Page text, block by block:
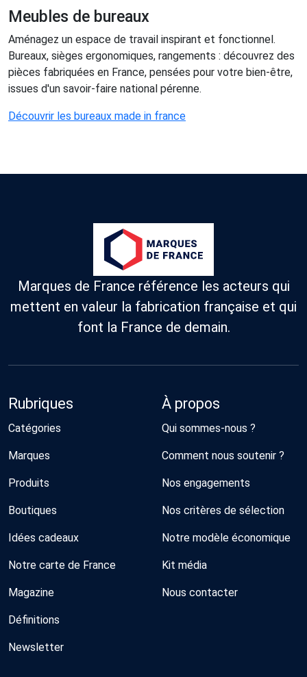
Meubles de bureaux
Aménagez un espace de travail inspirant et fonctionnel.
Bureaux, sièges ergonomiques, rangements : découvrez des
pièces fabriquées en France, pensées pour votre bien-être,
issues d'un savoir-faire national pérenne.
Découvrir les bureaux made in france
Marques de France référence les acteurs qui
mettent en valeur la fabrication française et qui
font la France de demain.
Rubriques
Catégories
Marques
Produits
Boutiques
Idées cadeaux
Notre carte de France
Magazine
Définitions
Newsletter
À propos
Qui sommes-nous ?
Comment nous soutenir ?
Nos engagements
Nos critères de sélection
Notre modèle économique
Kit média
Nous contacter